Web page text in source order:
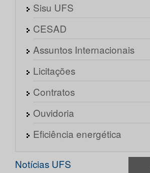
Sisu UFS
CESAD
Assuntos Internacionais
Licitações
Contratos
Ouvidoria
Eficiência energética
Notícias UFS